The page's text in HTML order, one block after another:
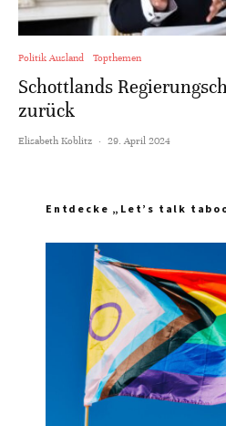
Politik Ausland Topthemen
Schottlands
zurück
Elisabeth Koblitz · 29. April 2024
Entdecke „Let’s talk